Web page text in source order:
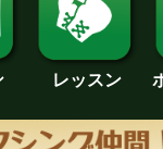
レッスン